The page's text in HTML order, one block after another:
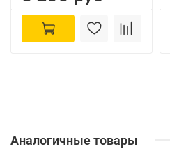
Аналогичные товары